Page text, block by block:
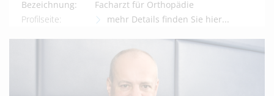
Bezeichnung:
Facharzt für Orthopädie
Profilseite:
mehr Details finden Sie hier...